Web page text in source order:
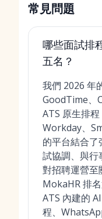
常見問題
哪些面試排
五名？
我們 2026 年
GoodTime、
ATS 原生排
Workday、
的平台結合
試協調、與行
對招聘運營至
MokaHR 排
ATS 內建的
程、